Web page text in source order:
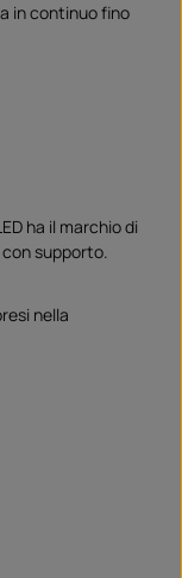
in continuo fino
ha il marchio di
supporto.
nella